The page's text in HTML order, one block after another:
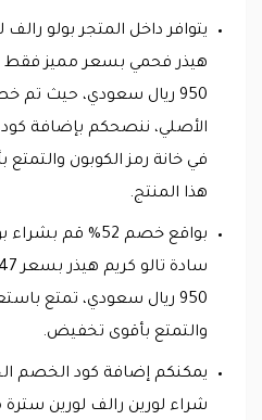
يتوافر داخل المتجر بولو
الأصلي، ننصحكم بإضافة
في خانة رمز الكوبون
هذا المنتج.
بواقع خصم 52% قم
950 ريال سعودي، تمتع
والتمتع بأقوى تخفيض.
يمكنكم إضافة كود الخصم
شراء لورين رالف لورين